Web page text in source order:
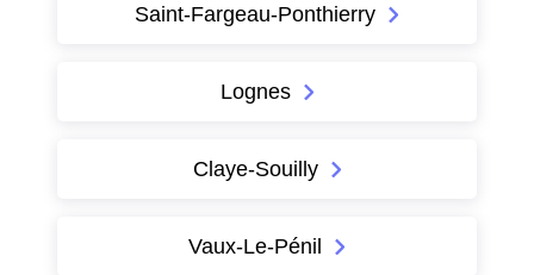
Saint-Fargeau-Ponthierry
Lognes
Claye-Souilly
Vaux-Le-Pénil